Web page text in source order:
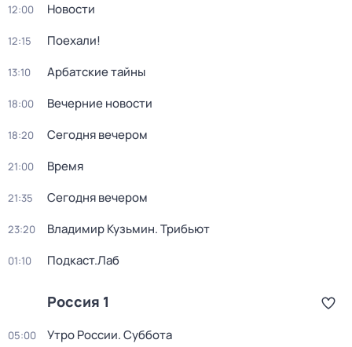
12:00 Новости
12:15 Поехали!
13:10 Арбатские тайны
18:00 Вечерние новости
18:20 Сегодня вечером
21:00 Время
21:35 Сегодня вечером
23:20 Владимир Кузьмин. Трибьют
01:10 Подкаст.Лаб
Россия 1
05:00 Утро России. Суббота